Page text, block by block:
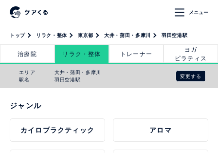
メニュー
トップ リラク・整体 東京都 大井・蒲田・多摩川 羽田空港駅
治療院 リラク・整体 トレーナー
ヨガ
ピラティス
エリア
駅名
大井・蒲田・多摩川
羽田空港駅
変更する
ジャンル
カイロプラクティック アロマ